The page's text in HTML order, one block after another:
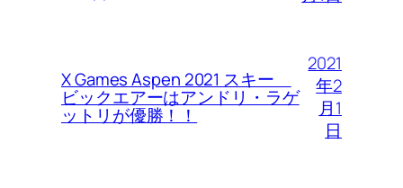
X Games Aspen 2021 スキー
ビックエアーはアンドリ・ラゲ
ットリが優勝！！
2021
年2
月1
日